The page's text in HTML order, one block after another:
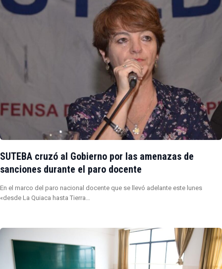
SUTEBA cruzó al Gobierno por las amenazas de
sanciones durante el paro docente
En el marco del paro nacional docente que se llevó adelante este lunes
«desde La Quiaca hasta Tierra…